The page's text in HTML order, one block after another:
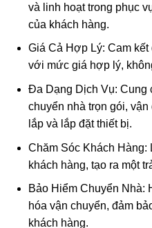
và linh hoạt trong phục
của khách hàng.
Giá Cả Hợp Lý: Cam
với mức giá hợp lý,
Đa Dạng Dịch Vụ: Cung
chuyển nhà trọn gói,
lắp và lắp đặt thiết bị.
Chăm Sóc Khách Hàng:
khách hàng, tạo ra một
Bảo Hiểm Chuyển Nhà:
hóa vận chuyển, đảm
khách hàng.